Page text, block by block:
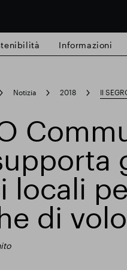
Slough
Informazioni
Notizia 2018 Il
locali
di